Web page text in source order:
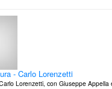
- Carlo Lorenzetti
Lorenzetti, con Giuseppe Appella